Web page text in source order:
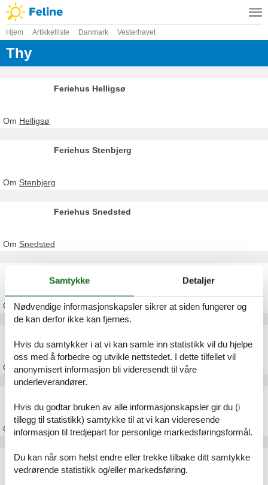
Hjem Artikkelliste Danmark Vesterhavet
Thy
Feriehus Helligsø
Om Helligsø
Feriehus Stenbjerg
Om Stenbjerg
Feriehus Snedsted
Om Snedsted
OmAgger
OmHanstholm
OmVestervig
Feriehus Vorupør
Samtykke Detaljer
Nødvendige informasjonskapsler sikrer at siden fungerer og
de kan derfor ikke kan fjernes.
Hvis du samtykker i at vi kan samle inn statistikk vil du hjelpe
oss med å forbedre og utvikle nettstedet. I dette tilfellet vil
anonymisert informasjon bli videresendt til våre
underleverandører.
Hvis du godtar bruken av alle informasjonskapsler gir du (i
tillegg til statistikk) samtykke til at vi kan videresende
informasjon til tredjepart for personlige markedsføringsformål.
Du kan når som helst endre eller trekke tilbake ditt samtykke
vedrørende statistikk og/eller markedsføring.